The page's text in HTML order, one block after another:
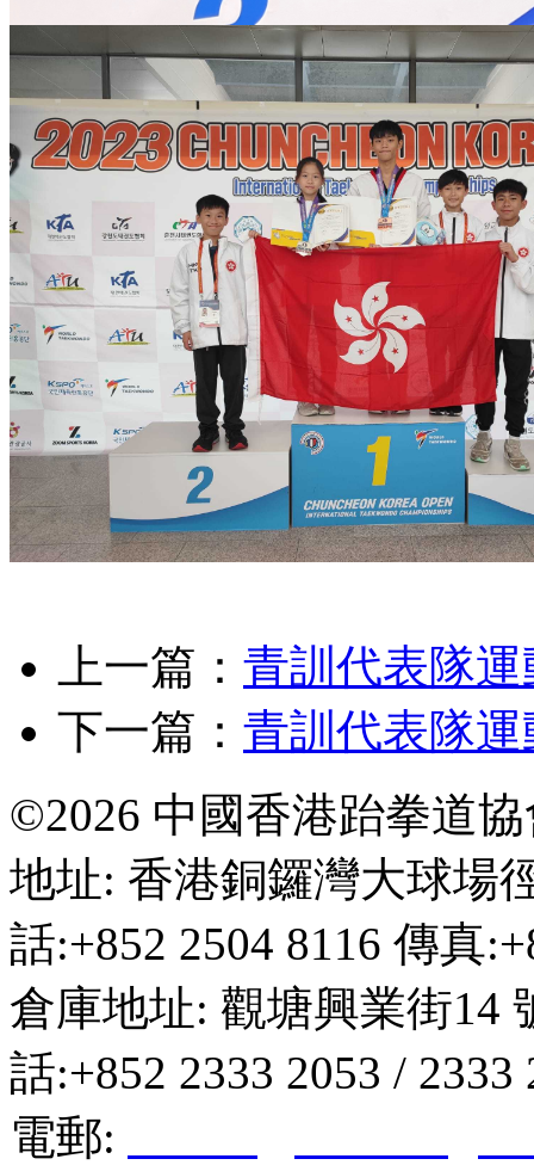
上一篇： 青訓代表隊
下一篇： 青訓代表隊
©2026 中國香港跆拳道
地址: 香港銅鑼灣大球場
話:+852 2504 8116 傳真
倉庫地址: 觀塘興業街14
話:+852 2333 2053 /
電郵: